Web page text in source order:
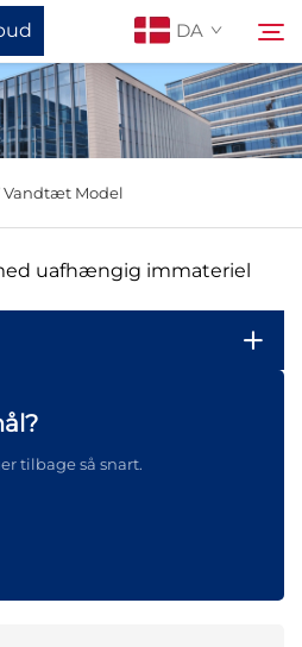
DA
Vandtæt Model
uafhængig immateriel
tilbage så snart.